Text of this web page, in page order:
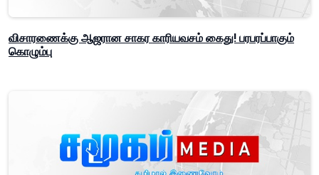
விசாரணைக்கு ஆஜரான சாகர காரியவசம் கைது! பரபரப்பாகும்
கொழும்பு